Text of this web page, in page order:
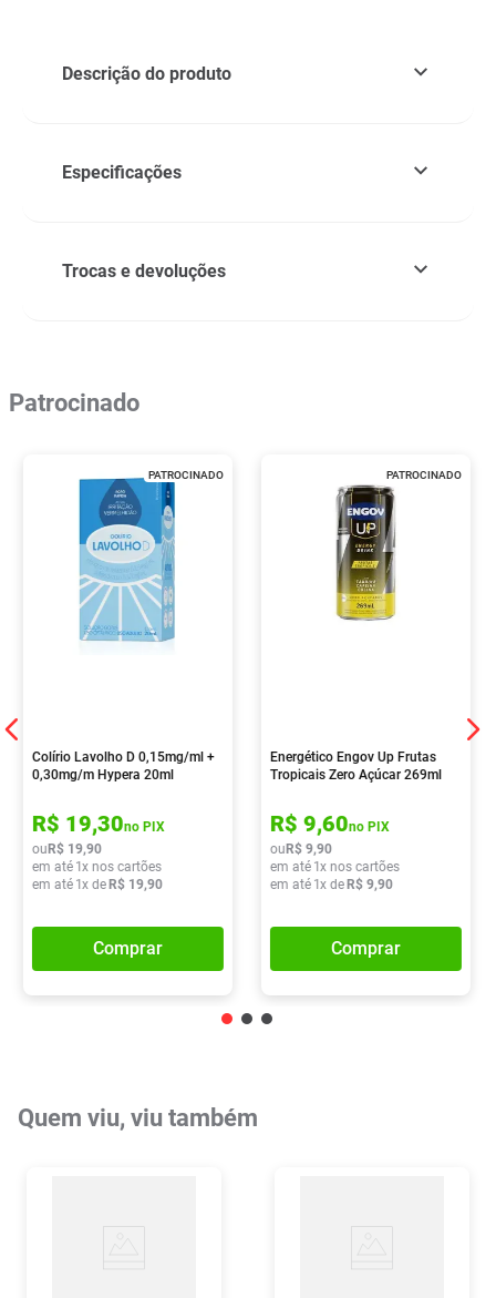
Descrição do produto
Especificações
Trocas e devoluções
Patrocinado
PATROCINADO
Colírio Lavolho D 0,15mg/ml +
0,30mg/m Hypera 20ml
R$ 19,30no PIX
ou R$ 19,90
em até 1x nos cartões
em até 1x de R$ 19,90
Comprar
PATROCINADO
Energético Engov Up Frutas
Tropicais Zero Açúcar 269ml
R$ 9,60no PIX
ou R$ 9,90
em até 1x nos cartões
em até 1x de R$ 9,90
Comprar
Quem viu, viu também